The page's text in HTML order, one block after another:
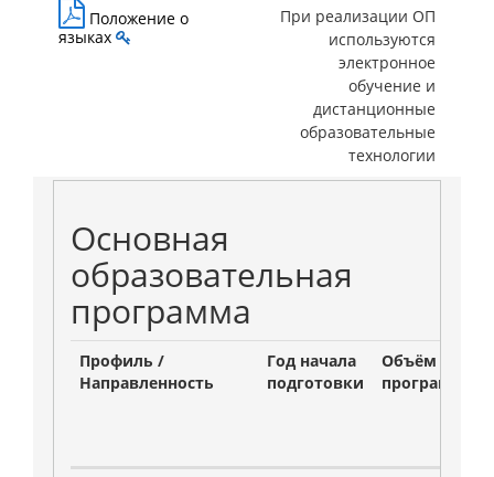
Положение о
языках
При реализации ОП
используются
электронное
обучение и
дистанционные
образовательные
технологии
Основная
образовательная
программа
Профиль /
Направленность
Год начала
подготовки
Объём
программы